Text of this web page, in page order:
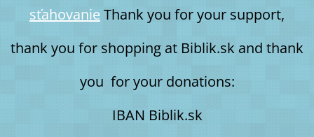
sťahovanieThank you for your support,
thank you for shopping at Biblik.sk and thank
you for your donations:
IBAN Biblik.sk